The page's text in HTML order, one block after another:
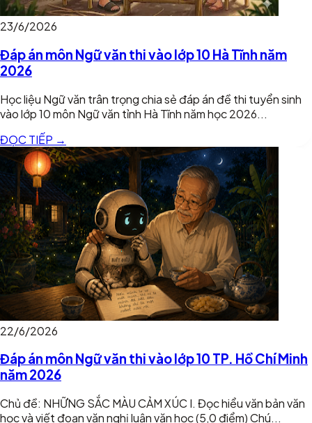
23/6/2026
Đáp án môn Ngữ văn thi vào lớp 10 Hà Tĩnh năm
2026
Học liệu Ngữ văn trân trọng chia sẻ đáp án đề thi tuyển sinh
vào lớp 10 môn Ngữ văn tỉnh Hà Tĩnh năm học 2026...
ĐỌC TIẾP →
22/6/2026
Đáp án môn Ngữ văn thi vào lớp 10 TP. Hồ Chí Minh
năm 2026
Chủ đề: NHỮNG SẮC MÀU CẢM XÚC I. Đọc hiểu văn bản văn
học và viết đoạn văn nghị luận văn học (5,0 điểm) Chú...